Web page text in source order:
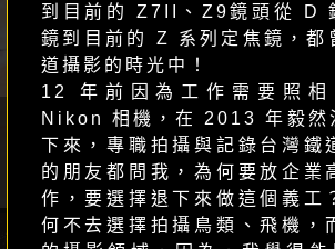
到目前的 Z7II、Z9鏡頭從 D
鏡到目前的 Z 系列定焦鏡，都
道攝影的時光中！
12 年前因為工作需要照相
Nikon 相機，在 2013 年毅然
下來，專職拍攝與記錄台灣鐵
的朋友都問我，為何要放企業
作，要選擇退下來做這個義工
何不去選擇拍攝鳥類、飛機，
紀錄片工作者
吳蹦